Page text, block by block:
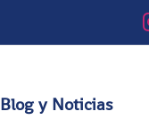
Blog y Noticias